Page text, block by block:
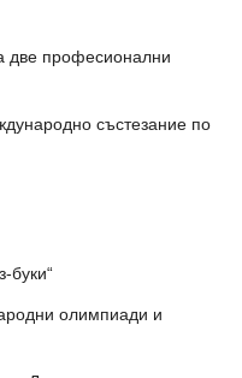
две професионални
състезание по
буки“
олимпиади и